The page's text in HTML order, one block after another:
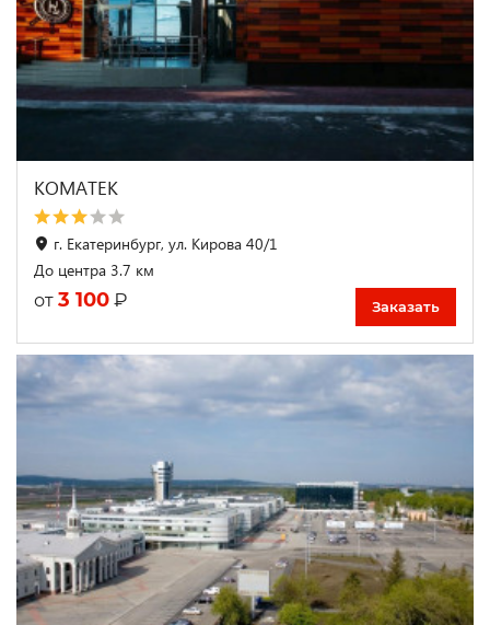
КОМАТЕК
г. Екатеринбург, ул. Кирова 40/1
До центра 3.7 км
от 3 100 ₽ Заказать